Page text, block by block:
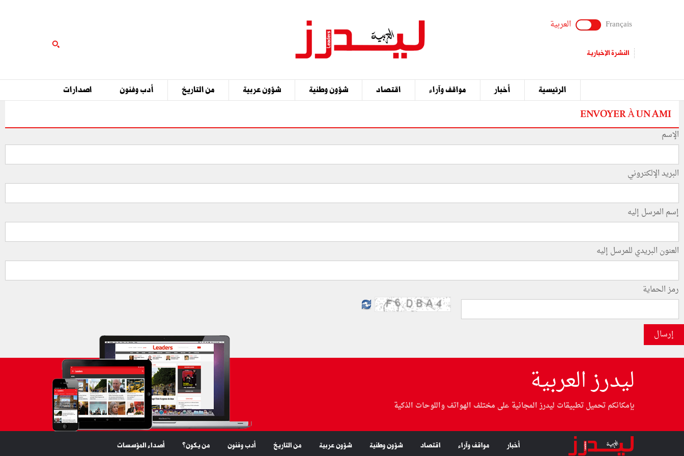
Français العربية
النشرة الإخبارية
الرئيسية أخبار مواقف وآراء اقتصاد شؤون وطنية شؤون عربية من التاريخ أدب وفنون اصدارات
ENVOYER À UN AMI
الإسم
البريد الإلكتروني
إسم المرسل إليه
العنون البريدي للمرسل إليه
رمز الحماية
إرسال
ليدرز العربية
بإمكانكم تحميل تطبيقات ليدرز المجانية على مختلف الهواتف واللوحات الذكية
أخبار مواقف وآراء اقتصاد شؤون وطنية شؤون عربية من التاريخ أدب وفنون من يكون؟ أصداء المؤسسات